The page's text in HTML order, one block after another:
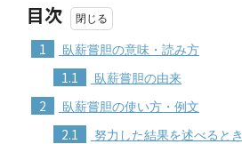
目次
1 臥薪嘗胆の意味・読み方
1.1 臥薪嘗胆の由来
2 臥薪嘗胆の使い方・例文
2.1 努力した結果を述べるとき